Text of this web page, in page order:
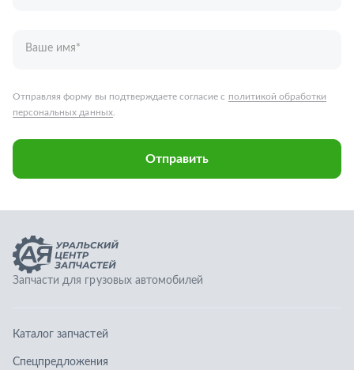
Запчасти для грузовых автомобилей
Каталог запчастей
Спецпредложения
О компании
Контакты
Доставка и оплата